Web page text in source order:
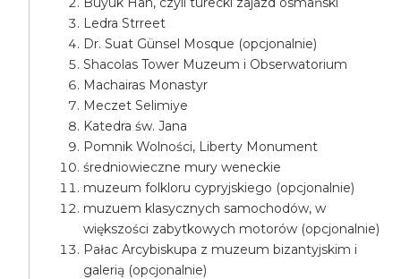
Ledra Strreet
Dr. Suat Günsel Mosque (opcjonalnie)
Shacolas Tower Muzeum i Obserwatorium
Machairas Monastyr
Meczet Selimiye
Katedra św. Jana
Pomnik Wolności, Liberty Monument
średniowieczne mury weneckie
muzeum folkloru cypryjskiego (opcjonalnie)
muzuem klasycznych samochodów, w
większości zabytkowych motorów (opcjonalnie)
Pałac Arcybiskupa z muzeum bizantyjskim i
galerią (opcjonalnie)